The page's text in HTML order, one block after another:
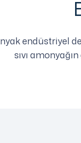
endüstriyel
sıvı